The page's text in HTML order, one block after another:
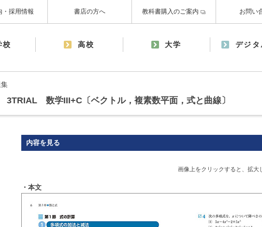
・採用情報 書店の方へ 教科書購入のご案内 お問い
校 高校 大学 デジ
数学III+C〔ベクトル，複素数平面，式と曲線〕
内容を見る
画像上をクリックすると、拡大
・本文